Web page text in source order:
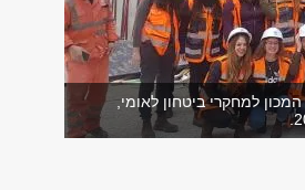
למחקרי ביטחון לאומי,